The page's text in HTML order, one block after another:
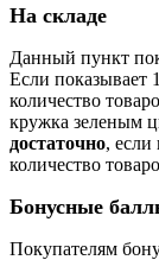
На складе
Данный пункт
Если показывает
количество
кружка зеленым
достаточно, если
количество
Бонусные
Покупателям